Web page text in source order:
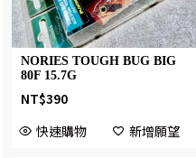
NORIES TOUGH BUG BIG
80F 15.7G
NT$390
快速購物
新增願望